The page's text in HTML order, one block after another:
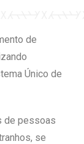
de
Único de
de pessoas
se